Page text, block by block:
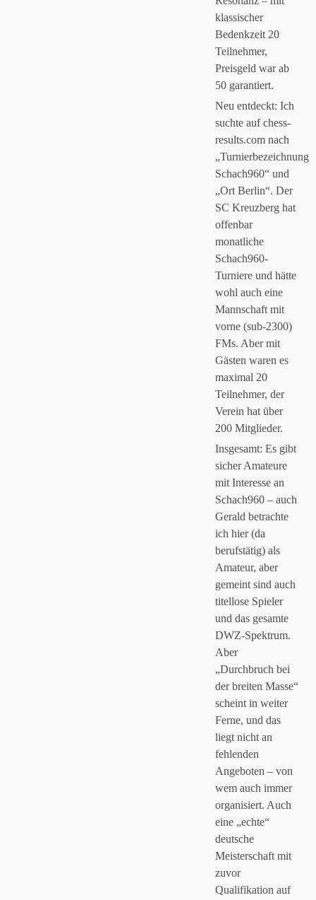
klassischer
Bedenkzeit 20
Teilnehmer,
Preisgeld war ab
50 garantiert.
Neu entdeckt: Ich
suchte auf chess-
results.com nach
„Turnierbezeichnung
Schach960“ und
„Ort Berlin“. Der
SC Kreuzberg hat
offenbar
monatliche
Schach960-
Turniere und hätte
wohl auch eine
Mannschaft mit
vorne (sub-2300)
FMs. Aber mit
Gästen waren es
maximal 20
Teilnehmer, der
Verein hat über
200 Mitglieder.
Insgesamt: Es gibt
sicher Amateure
mit Interesse an
Schach960 – auch
Gerald betrachte
ich hier (da
berufstätig) als
Amateur, aber
gemeint sind auch
titellose Spieler
und das gesamte
DWZ-Spektrum.
Aber
„Durchbruch bei
der breiten Masse“
scheint in weiter
Ferne, und das
liegt nicht an
fehlenden
Angeboten – von
wem auch immer
organisiert. Auch
eine „echte“
deutsche
Meisterschaft mit
zuvor
Qualifikation auf